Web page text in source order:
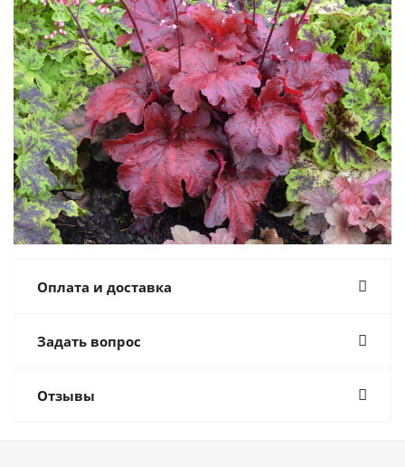
Оплата и доставка
Задать вопрос
Отзывы